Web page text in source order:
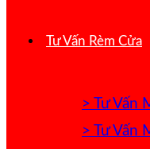
Tư Vấn Rèm Cửa
> Tư Vấn
> Tư Vấn